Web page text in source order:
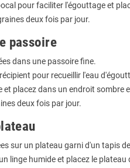
pour faciliter l'égouttage et
deux fois par jour.
passoire
dans une passoire fine.
pour recueillir l'eau
et placez dans un endroit sombre
deux fois par jour.
sur un plateau garni d'un tapis
linge humide et placez le